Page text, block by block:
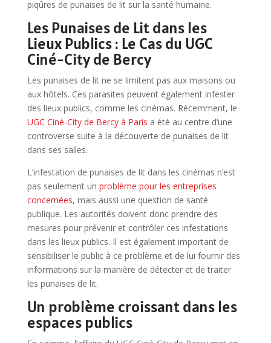
piqûres de punaises de lit sur la santé humaine.
Les Punaises de Lit dans les
Lieux Publics : Le Cas du UGC
Ciné-City de Bercy
Les punaises de lit ne se limitent pas aux maisons ou
aux hôtels. Ces parasites peuvent également infester
des lieux publics, comme les cinémas. Récemment, le
UGC Ciné-City de Bercy à Paris a été au centre d’une
controverse suite à la découverte de punaises de lit
dans ses salles.
L’infestation de punaises de lit dans les cinémas n’est
pas seulement un problème pour les entreprises
concernées, mais aussi une question de santé
publique. Les autorités doivent donc prendre des
mesures pour prévenir et contrôler ces infestations
dans les lieux publics. Il est également important de
sensibiliser le public à ce problème et de lui fournir des
informations sur la manière de détecter et de traiter
les punaises de lit.
Un problème croissant dans les
espaces publics